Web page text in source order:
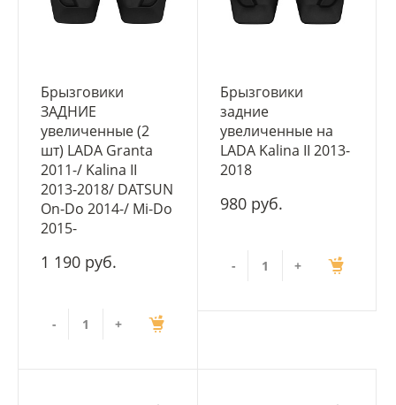
Брызговики
ЗАДНИЕ
увеличенные (2
шт) LADA Granta
2011-/ Kalina II
2013-2018/ DATSUN
On-Do 2014-/ Mi-Do
2015-
1 190 руб.
- +
Брызговики
задние
увеличенные на
LADA Kalina II 2013-
2018
980 руб.
- +